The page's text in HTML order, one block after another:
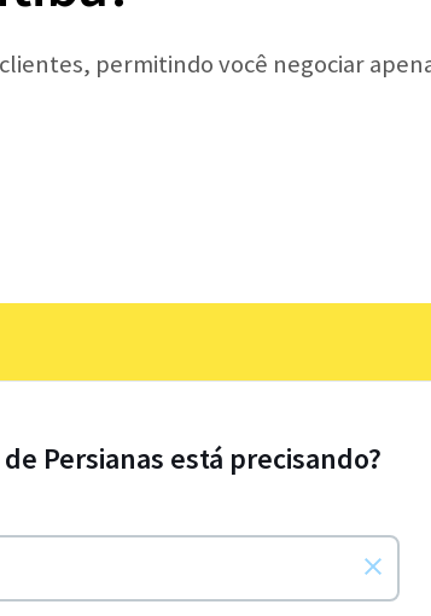
permitindo você negociar
Persianas está precisando?